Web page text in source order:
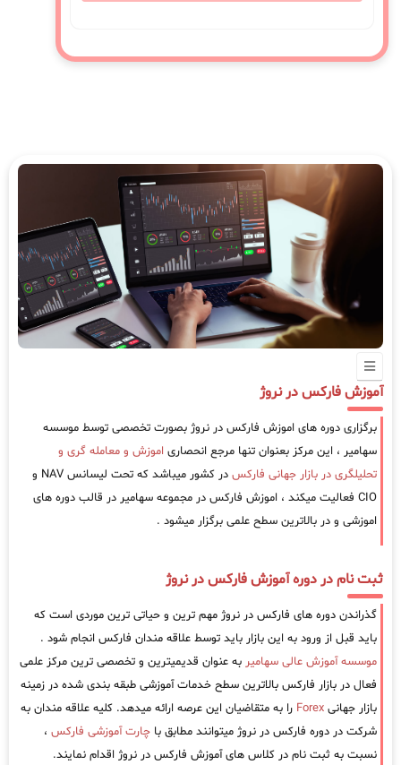
آموزش فارکس در نروژ
برگزاری دوره های اموزش فارکس در نروژ بصورت تخصصی توسط موسسه
سهامیر ، این مرکز بعنوان تنها مرجع انحصاری اموزش و معامله گری و
تحلیلگری در بازار جهانی فارکس
در کشور میباشد که تحت لیسانس NAV و
CIO فعالیت میکند ، اموزش فارکس در مجموعه سهامیر در قالب دوره های
اموزشی و در بالاترین سطح علمی برگزار میشود .
ثبت نام در دوره آموزش فارکس در نروژ
گذراندن دوره های فارکس در نروژ مهم ترین و حیاتی ترین موردی است که
باید قبل از ورود به این بازار باید توسط علاقه مندان فارکس انجام شود .
موسسه آموزش عالی سهامیر به عنوان قدیمیترین و تخصصی ترین مرکز علمی
فعال در بازار فارکس بالاترین سطح خدمات آموزشی طبقه بندی شده در زمینه
بازار جهانی Forex را به متقاضیان این عرصه ارائه میدهد. کلیه علاقه مندان به
شرکت در دوره فارکس در نروژ میتوانند مطابق با چارت آموزشی فارکس ،
نسبت به ثبت نام در کلاس های آموزش فارکس در نروژ اقدام نمایند.